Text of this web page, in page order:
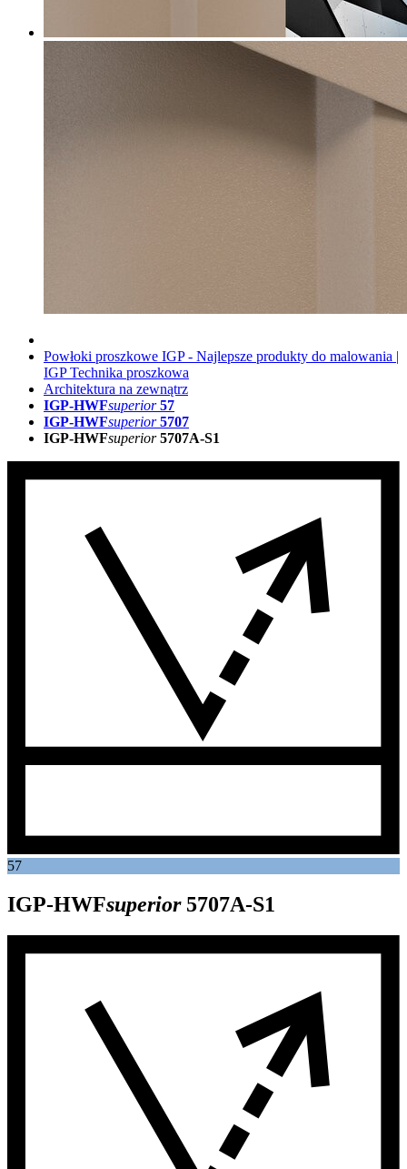
Powłoki proszkowe IGP - Najlepsze produkty do malowania |
IGP Technika proszkowa
Architektura na zewnątrz
IGP-HWFsuperior 57
IGP-HWFsuperior 5707
IGP-HWFsuperior 5707A-S1
57
IGP-HWFsuperior 5707A-S1